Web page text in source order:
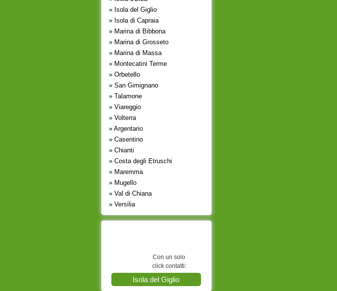
» Isola del Giglio
» Isola di Capraia
» Marina di Bibbona
» Marina di Grosseto
» Marina di Massa
» Montecatini Terme
» Orbetello
» San Gimignano
» Talamone
» Viareggio
» Volterra
» Argentario
» Casentino
» Chianti
» Costa degli Etruschi
» Maremma
» Mugello
» Val di Chiana
» Versilia
Con un solo
click contatti:
Isola del Giglio